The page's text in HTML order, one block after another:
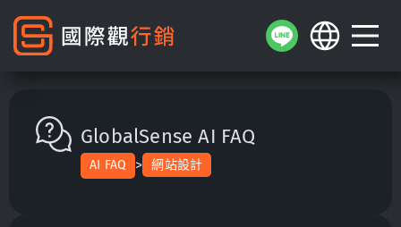
GlobalSense AI FAQ
AI FAQ > 網站設計